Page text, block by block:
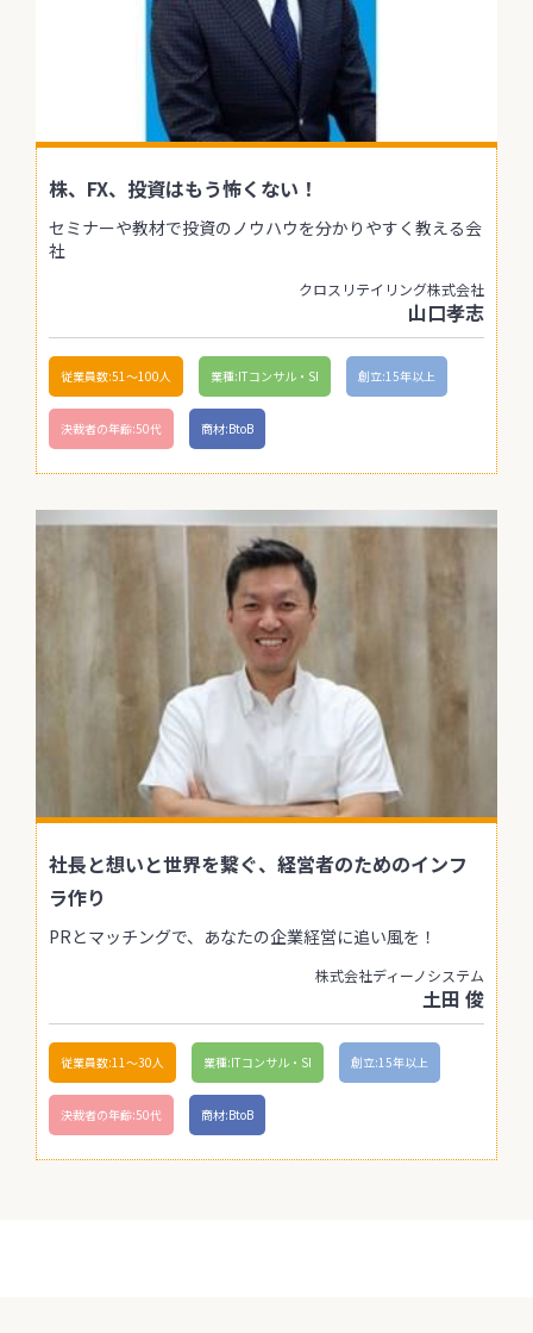
株、FX、投資はもう怖くない！
セミナーや教材で投資のノウハウを分かりやすく教える会
社
クロスリテイリング株式会社
山口孝志
従業員数:51〜100人 業種:ITコンサル・SI 創立:15年以上
決裁者の年齢:50代 商材:BtoB
社長と想いと世界を繋ぐ、経営者のためのインフ
ラ作り
PRとマッチングで、あなたの企業経営に追い風を！
株式会社ディーノシステム
土田 俊
従業員数:11〜30人 業種:ITコンサル・SI 創立:15年以上
決裁者の年齢:50代 商材:BtoB